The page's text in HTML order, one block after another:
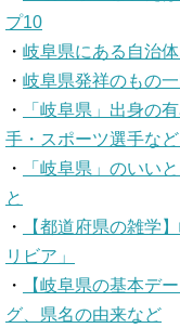
プ10
・ 岐阜県にある自治
・ 岐阜県発祥のもの
・
「岐阜県」出身の
手・スポーツ選手など
・
「岐阜県」のいい
と
・
【都道府県の雑学
リビア」
・
【岐阜県の基本デ
グ、県名の由来など